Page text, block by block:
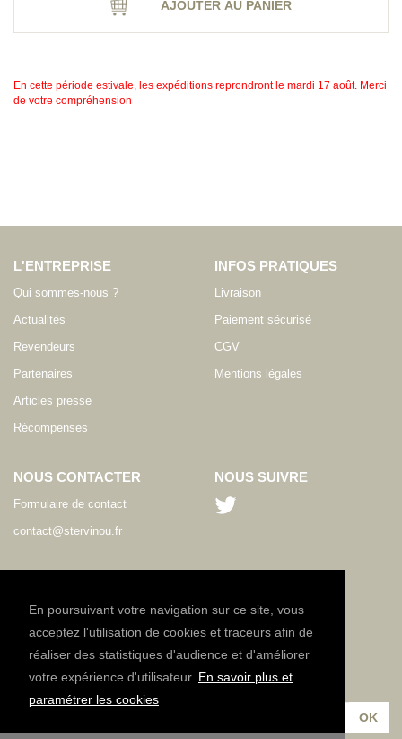
En poursuivant votre navigation sur ce site, vous
acceptez l'utilisation de cookies et traceurs afin de
réaliser des statistiques d'audience et d'améliorer
votre expérience d'utilisateur. En savoir plus et
paramétrer les cookies
AJOUTER AU PANIER
En cette période estivale, les expéditions reprondront le mardi 17 août. Merci
de votre compréhension
L'ENTREPRISE
Qui sommes-nous ?
Actualités
Revendeurs
Partenaires
Articles presse
Récompenses
INFOS PRATIQUES
Livraison
Paiement sécurisé
CGV
Mentions légales
NOUS CONTACTER
Formulaire de contact
contact@stervinou.fr
FR
NOUS SUIVRE
NEWSLETTER
Inscrivez-vous à notre lettre d'information :